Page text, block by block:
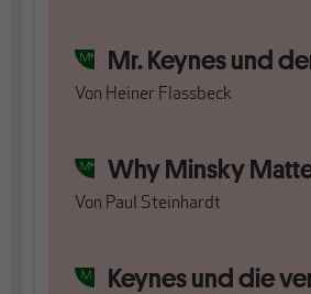
Mr. Keynes und
Von Heiner Flassbeck
Why Minsky
Von Paul Steinhardt
Keynes und die